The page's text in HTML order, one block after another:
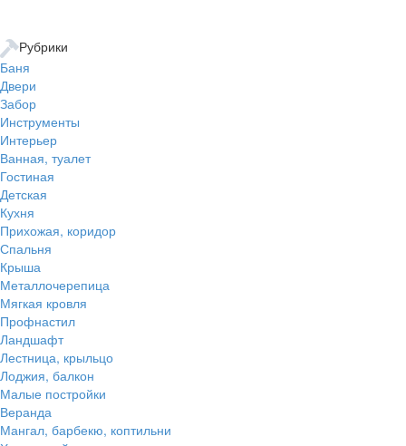
Рубрики
Баня
Двери
Забор
Инструменты
Интерьер
Ванная, туалет
Гостиная
Детская
Кухня
Прихожая, коридор
Спальня
Крыша
Металлочерепица
Мягкая кровля
Профнастил
Ландшафт
Лестница, крыльцо
Лоджия, балкон
Малые постройки
Веранда
Мангал, барбекю, коптильни